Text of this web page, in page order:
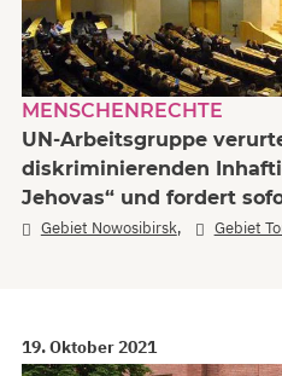
MENSCHENRECHTE
UN-Arbeitsgruppe
diskriminierenden
Jehovas“ und fordert
Gebiet Nowosibirsk, Gebiet
19. Oktober 2021